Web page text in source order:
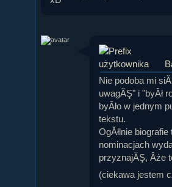
Nie podoba mi
uwagĂŞ" i "byÂł
byÂło w jednym
tekstu.
OgĂłlnie
nominacjach
przyznajĂŞ, Âże
(ciekawa jestem